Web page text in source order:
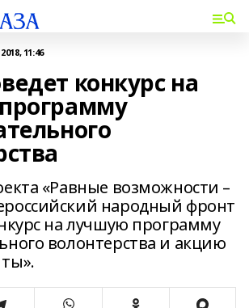
11:46
конкурс на
«Равные возможности –
народный фронт
на лучшую программу
волонтерства и акцию